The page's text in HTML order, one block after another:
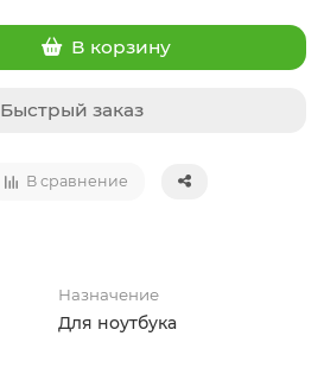
В корзину
Быстрый заказ
В сравнение
Назначение
Для ноутбука